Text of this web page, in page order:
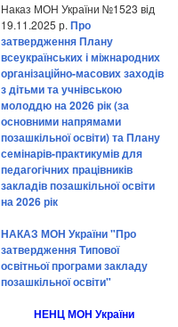
Наказ МОН України №1523 від
19.11.2025 р. Про
затвердження Плану
всеукраїнських і міжнародних
організаційно-масових заходів
з дітьми та учнівською
молоддю на 2026 рік (за
основними напрямами
позашкільної освіти) та Плану
семінарів-практикумів для
педагогічних працівників
закладів позашкільної освіти
на 2026 рік
НАКАЗ МОН України "Про
затвердження Типової
освітньої програми закладу
позашкільної освіти"
НЕНЦ МОН України